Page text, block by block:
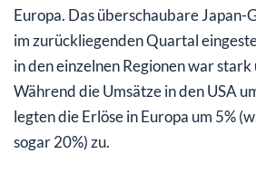
Europa. Das überschaubare Japan-
im zurückliegenden Quartal
in den einzelnen Regionen war
Während die Umsätze in den USA
legten die Erlöse in Europa um 5%
sogar 20%) zu.